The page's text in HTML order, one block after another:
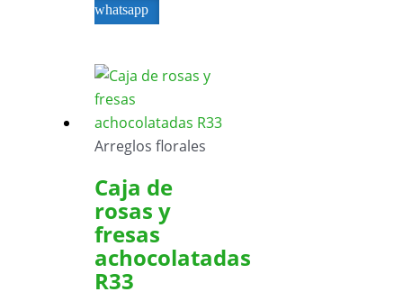
whatsapp
Arreglos florales
Caja de
rosas y
fresas
achocolatadas
R33